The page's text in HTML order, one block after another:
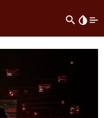
search invert_colors